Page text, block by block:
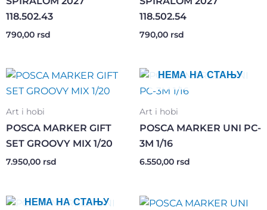
118.502.43
790,00 rsd
118.502.54
790,00 rsd
Art i hobi
POSCA MARKER GIFT
SET GROOVY MIX 1/20
7.950,00 rsd
НЕМА НА СТАЊУ
Art i hobi
POSCA MARKER UNI PC-
3M 1/16
6.550,00 rsd
НЕМА НА СТАЊУ